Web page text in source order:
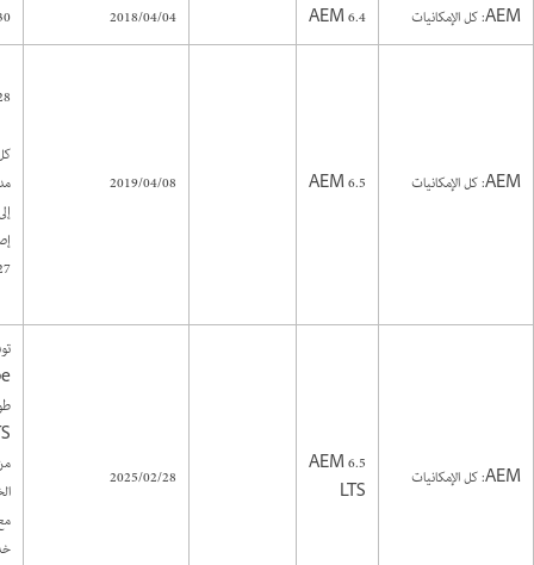
AEM: كل الإمكانيات
AEM 6.4
2018/04/04
AEM: كل الإمكانيات AEM 6.5
2019/04/08
AEM: كل الإمكانيات
AEM 6.5
LTS
2025/02/28